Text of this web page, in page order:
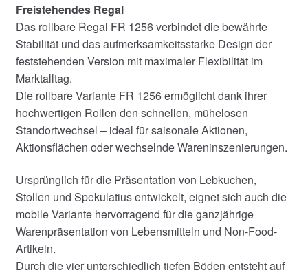
Freistehendes Regal
Das rollbare Regal FR 1256 verbindet die bewährte
Stabilität und das aufmerksamkeitsstarke Design der
feststehenden Version mit maximaler Flexibilität im
Marktalltag.
Die rollbare Variante FR 1256 ermöglicht dank ihrer
hochwertigen Rollen den schnellen, mühelosen
Standortwechsel – ideal für saisonale Aktionen,
Aktionsflächen oder wechselnde Wareninszenierungen.
Ursprünglich für die Präsentation von Lebkuchen,
Stollen und Spekulatius entwickelt, eignet sich auch die
mobile Variante hervorragend für die ganzjährige
Warenpräsentation von Lebensmitteln und Non-Food-
Artikeln.
Durch die vier unterschiedlich tiefen Böden entsteht auf